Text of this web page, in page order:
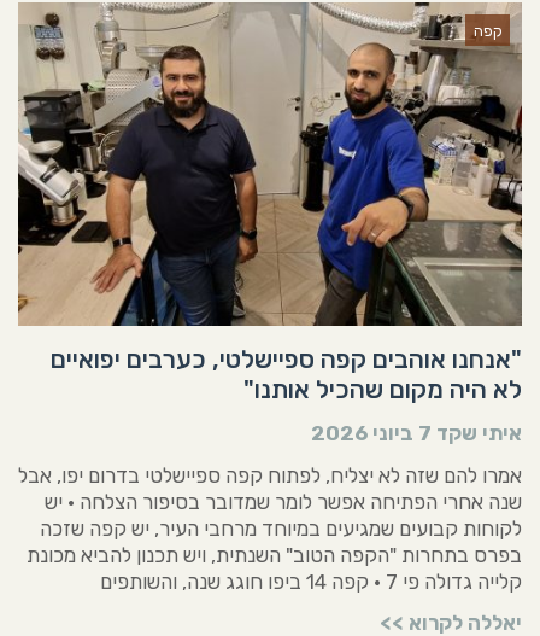
קפה
"אנחנו אוהבים קפה ספיישלטי, כערבים יפואיים
לא היה מקום שהכיל אותנו"
איתי שקד 7 ביוני 2026
אמרו להם שזה לא יצליח, לפתוח קפה ספיישלטי בדרום יפו, אבל
שנה אחרי הפתיחה אפשר לומר שמדובר בסיפור הצלחה • יש
לקוחות קבועים שמגיעים במיוחד מרחבי העיר, יש קפה שזכה
בפרס בתחרות "הקפה הטוב" השנתית, ויש תכנון להביא מכונת
קלייה גדולה פי 7 • קפה 14 ביפו חוגג שנה, והשותפים
יאללה לקרוא >>